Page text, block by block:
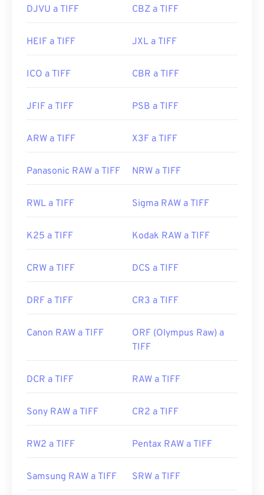
https://www.file-extensions.org/extension-de-
DJVU a TIFF CBZ a TIFF
HEIF a TIFF JXL a TIFF
ICO a TIFF CBR a TIFF
JFIF a TIFF PSB a TIFF
ARW a TIFF X3F a TIFF
Panasonic RAW a TIFF NRW a TIFF
RWL a TIFF Sigma RAW a TIFF
K25 a TIFF Kodak RAW a TIFF
CRW a TIFF DCS a TIFF
DRF a TIFF CR3 a TIFF
Canon RAW a TIFF
ORF (Olympus Raw) a
TIFF
DCR a TIFF RAW a TIFF
Sony RAW a TIFF CR2 a TIFF
RW2 a TIFF Pentax RAW a TIFF
Samsung RAW a TIFF SRW a TIFF